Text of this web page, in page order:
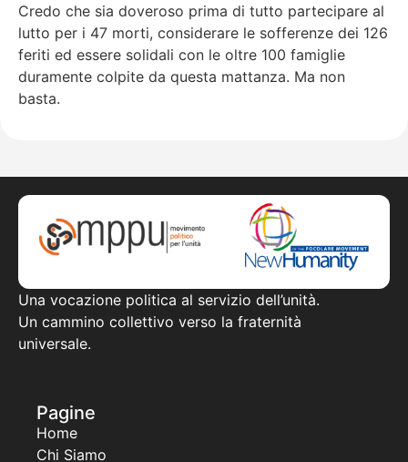
Credo che sia doveroso prima di tutto partecipare al
lutto per i 47 morti, considerare le sofferenze dei 126
feriti ed essere solidali con le oltre 100 famiglie
duramente colpite da questa mattanza. Ma non
basta.
Una vocazione politica al servizio dell’unità.
Un cammino collettivo verso la fraternità
universale.
Pagine
Home
Chi Siamo